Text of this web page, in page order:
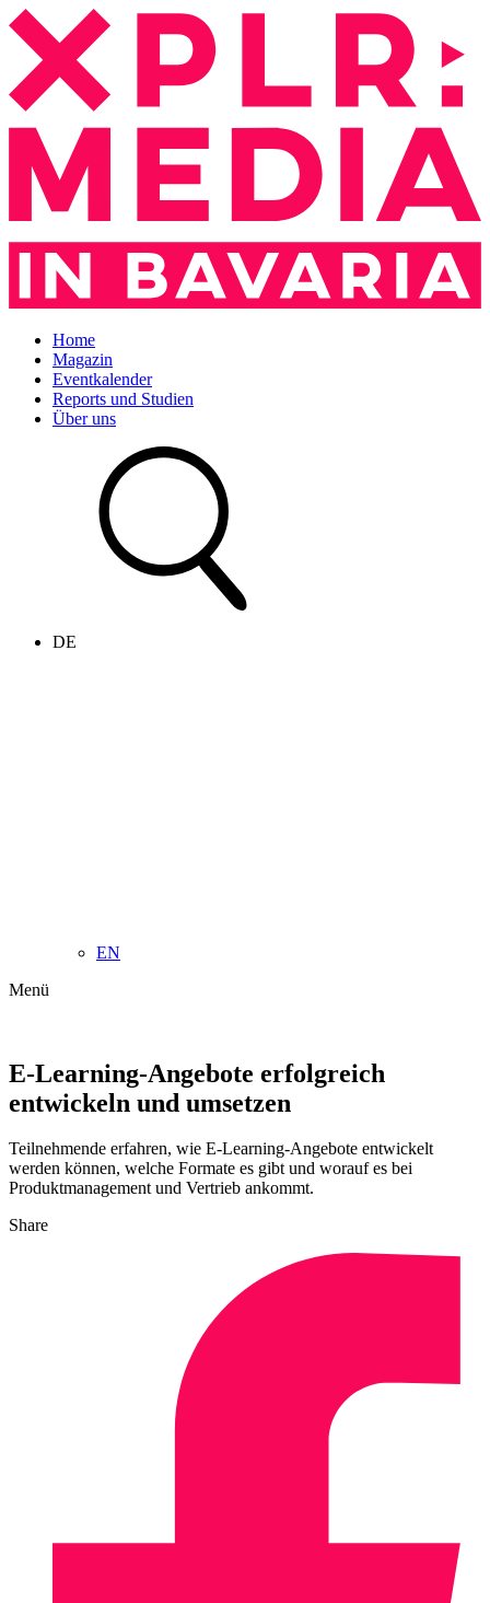
Home
Magazin
Eventkalender
Reports und Studien
Über uns
DE
EN
Menü
E-Learning-Angebote erfolgreich
entwickeln und umsetzen
Teilnehmende erfahren, wie E-Learning-Angebote entwickelt
werden können, welche Formate es gibt und worauf es bei
Produktmanagement und Vertrieb ankommt.
Share